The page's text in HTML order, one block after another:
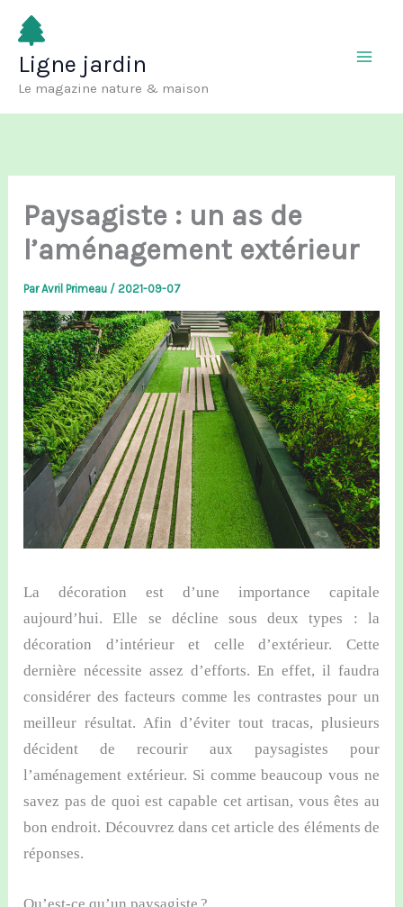
Aller
contenu
Ligne jardin
Le magazine nature & maison
Paysagiste : un as de
l’aménagement extérieur
ParAvril Primeau /2021-09-07
La décoration est d’une importance capitale
aujourd’hui. Elle se décline sous deux types : la
décoration d’intérieur et celle d’extérieur. Cette
dernière nécessite assez d’efforts. En effet, il faudra
considérer des facteurs comme les contrastes pour un
meilleur résultat. Afin d’éviter tout tracas, plusieurs
décident de recourir aux paysagistes pour
l’aménagement extérieur. Si comme beaucoup vous ne
savez pas de quoi est capable cet artisan, vous êtes au
bon endroit. Découvrez dans cet article des éléments de
réponses.